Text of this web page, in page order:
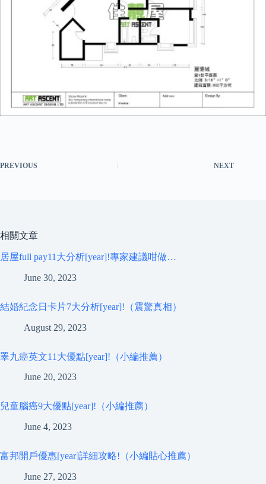
PREVIOUS NEXT
相關文章
居屋full pay11大分析[year]!專家建議咁做…
June 30, 2023
結婚紀念日卡片7大分析[year]!（震驚真相）
August 29, 2023
睪九癌英文11大優點[year]!（小編推薦）
June 20, 2023
兒童腦癌9大優點[year]!（小編推薦）
June 4, 2023
富邦開戶優惠[year]詳細攻略!（小編貼心推薦）
June 27, 2023